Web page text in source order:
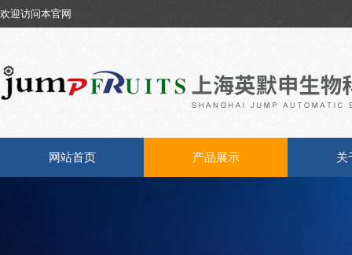
欢迎访问本官网
网站首页 产品展示 关